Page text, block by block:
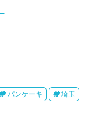
パンケーキ 埼玉